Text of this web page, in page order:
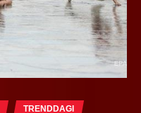
TRENDDAGI